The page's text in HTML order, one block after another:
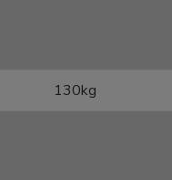
130kg